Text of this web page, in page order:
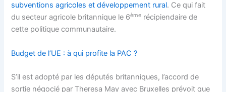
subventions agricoles et développement rural. Ce qui fait
du secteur agricole britannique le 6ème récipiendaire de
cette politique communautaire.
Budget de l’UE : à qui profite la PAC ?
S’il est adopté par les députés britanniques, l’accord de
sortie négocié par Theresa May avec Bruxelles prévoit que